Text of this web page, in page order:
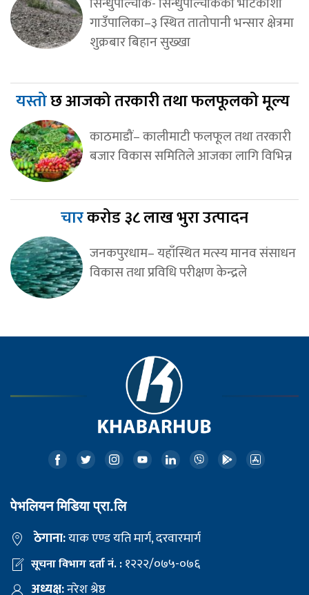
गाउँपालिका–३ स्थित तातोपानी भन्सार क्षेत्रमा
शुक्रबार बिहान सुख्खा
यस्तोछ आजको तरकारी तथा फलफूलको मूल्य
काठमाडौं– कालीमाटी फलफूल तथा तरकारी
बजार विकास समितिले आजका लागि विभिन्न
चारकरोड ३८ लाख भुरा उत्पादन
जनकपुरधाम– यहाँस्थित मत्स्य मानव संसाधन
विकास तथा प्रविधि परीक्षण केन्द्रले
पेभलियन मिडिया प्रा.लि
ठेगाना:याक एण्ड यति मार्ग, दरवारमार्ग
सूचना विभाग दर्ता नं. :१२२२/०७५-०७६
अध्यक्ष:नरेश श्रेष्ठ